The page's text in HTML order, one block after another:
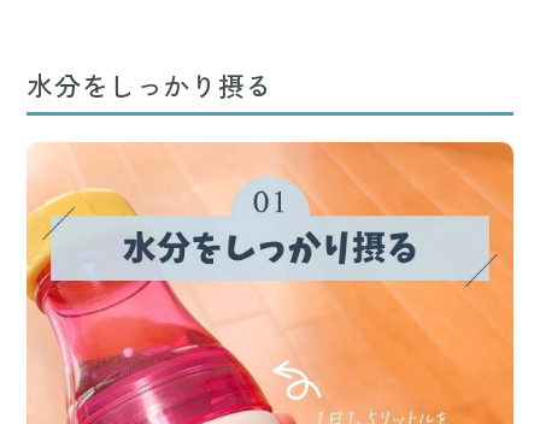
水分をしっかり摂る